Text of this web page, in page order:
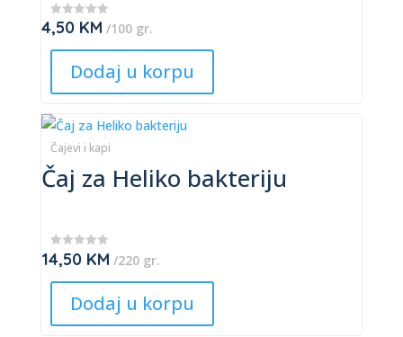
★
★
4,50 KM /100 gr.
The
options
may
on
the
product
page
Dodaj u korpu
Čajevi i kapi
Čaj za Heliko bakteriju
★
★
14,50 KM /220 gr.
This
product
has
multiple
The
options
may
Dodaj u korpu